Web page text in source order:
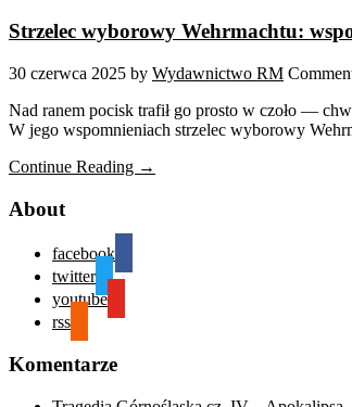
Strzelec wyborowy Wehrmachtu:
30 czerwca 2025 by Wydawnictwo RM
Nad ranem pocisk trafił go prosto w czoło —
W jego wspomnieniach strzelec wyborowy
Continue Reading →
About
facebook
twitter
youtube
rss
Komentarze